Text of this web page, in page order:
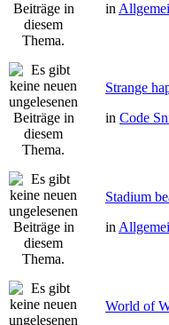
in
Strange
in Code
Stadium
in
World of